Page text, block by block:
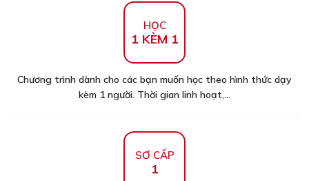
HỌC
1 KÈM 1
Chương trình dành cho các bạn muốn học theo hình thức dạy
kèm 1 người. Thời gian linh hoạt,...
SƠ CẤP
1